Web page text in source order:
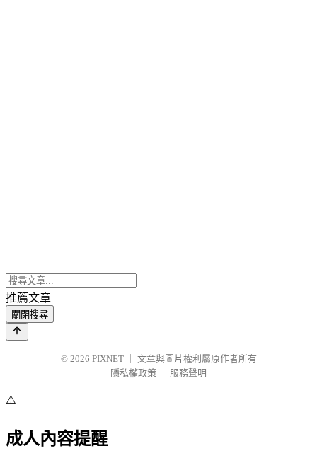
推薦文章
關閉搜尋
© 2026 PIXNET
文章與圖片權利屬原作者所有
隱私權政策
服務聲明
⚠️
成人內容提醒